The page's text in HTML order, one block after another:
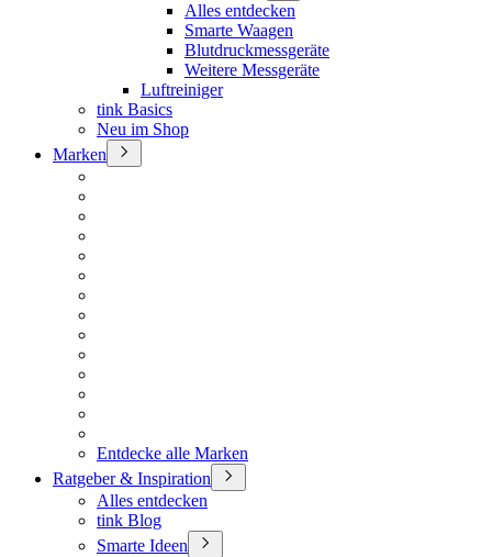
Alles entdecken
Smarte Waagen
Blutdruckmessgeräte
Weitere Messgeräte
Luftreiniger
tink Basics
Neu im Shop
Marken
Entdecke alle Marken
Ratgeber & Inspiration
Alles entdecken
tink Blog
Smarte Ideen